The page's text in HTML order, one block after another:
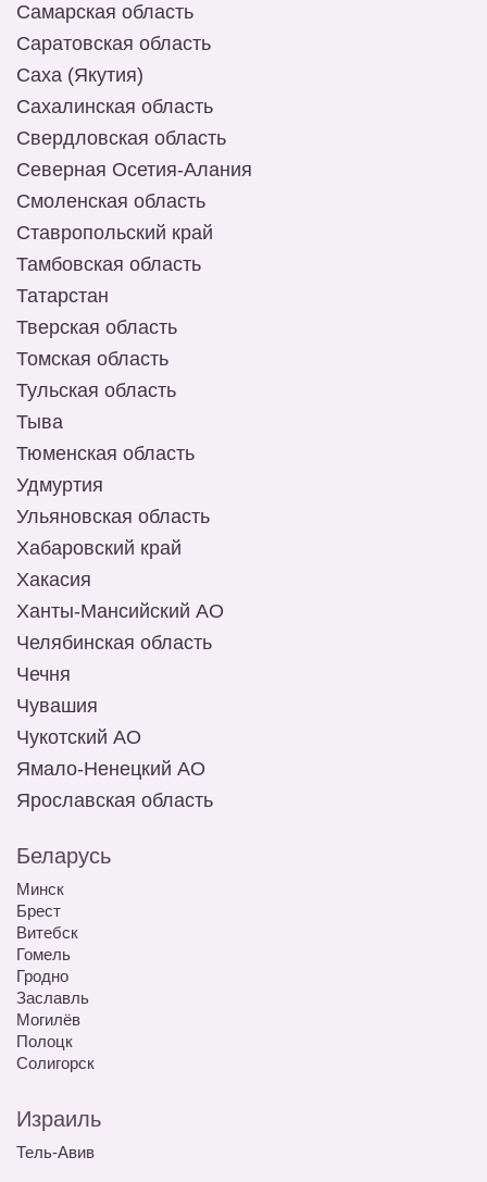
Самарская область
Саратовская область
Саха (Якутия)
Сахалинская область
Свердловская область
Северная Осетия-Алания
Смоленская область
Ставропольский край
Тамбовская область
Татарстан
Тверская область
Томская область
Тульская область
Тыва
Тюменская область
Удмуртия
Ульяновская область
Хабаровский край
Хакасия
Ханты-Мансийский АО
Челябинская область
Чечня
Чувашия
Чукотский АО
Ямало-Ненецкий АО
Ярославская область
Беларусь
Минск
Брест
Витебск
Гомель
Гродно
Заславль
Могилёв
Полоцк
Солигорск
Израиль
Тель-Авив